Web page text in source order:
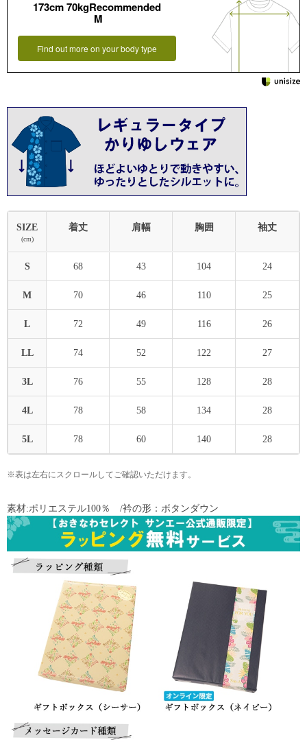
173cm 70kgRecommended
M
Find out more on your body type
SIZE
(cm)
着丈 肩幅 胸囲 袖丈
S 68 43 104 24
M 70 46 110 25
L 72 49 116 26
LL 74 52 122 27
3L 76 55 128 28
4L 78 58 134 28
5L 78 60 140 28
※表は左右にスクロールしてご確認いただけます。
素材:ポリエステル100％ /衿の形：ボタンダウン